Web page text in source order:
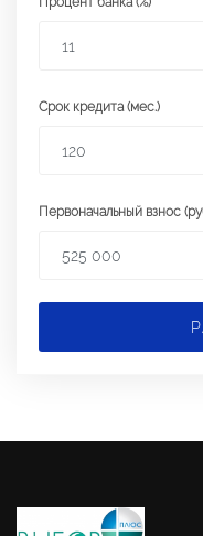
Срок кредита (мес.)
Первоначальный взнос